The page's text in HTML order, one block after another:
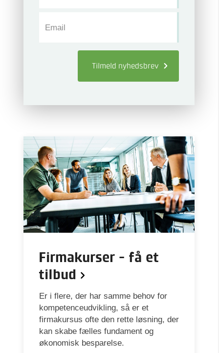
Email
Tilmeld nyhedsbrev
Firmakurser - få et
tilbud
Er i flere, der har samme behov for
kompetenceudvikling, så er et
firmakursus ofte den rette løsning, der
kan skabe fælles fundament og
økonomisk besparelse.